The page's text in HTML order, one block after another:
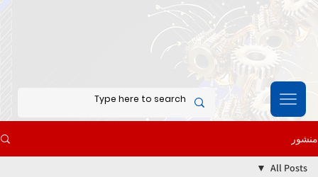
منشور
All Posts